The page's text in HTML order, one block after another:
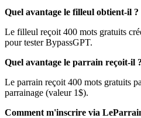
Quel avantage le filleul obtient-il ?
Le filleul reçoit 400 mots gratuits
pour tester BypassGPT.
Quel avantage le parrain reçoit-il ?
Le parrain reçoit 400 mots gratuits
parrainage (valeur 1$).
Comment m'inscrire via